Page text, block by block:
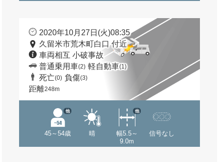
2020年10月27日(火)08:35
久留米市荒木町白口 付近
車両相互 小破事故
普通乗用車(2) 軽自動車(1)
死亡(0) 負傷(3)
距離248m
45～54歳
他
晴
幅5.5～
9.0m
他
信号なし